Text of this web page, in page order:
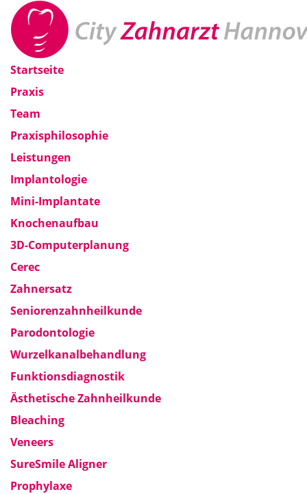
Startseite
Praxis
Team
Praxisphilosophie
Leistungen
Implantologie
Mini-Implantate
Knochenaufbau
3D-Computerplanung
Cerec
Zahnersatz
Seniorenzahnheilkunde
Parodontologie
Wurzelkanalbehandlung
Funktionsdiagnostik
Ästhetische Zahnheilkunde
Bleaching
Veneers
SureSmile Aligner
Prophylaxe